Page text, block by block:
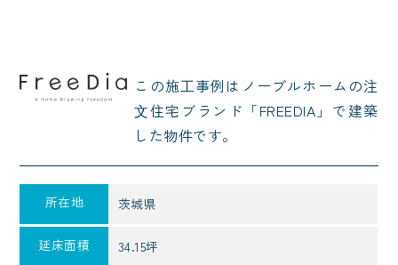
この施⼯事例はノーブルホームの注
⽂住宅ブランド「FREEDIA」で建築
した物件です。
所在地 茨城県
延床面積 34.15坪